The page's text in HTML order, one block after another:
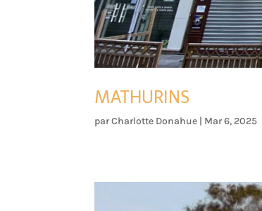
MATHURINS
parCharlotte Donahue | Mar 6, 2025